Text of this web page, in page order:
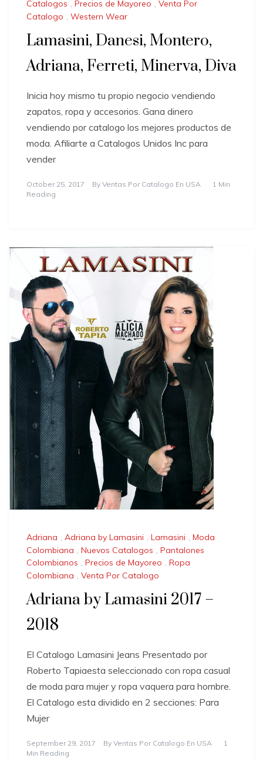
Catalogos , Precios de Mayoreo , Venta Por
Catalogo , Western Wear
Lamasini, Danesi, Montero,
Adriana, Ferreti, Minerva, Diva
Inicia hoy mismo tu propio negocio vendiendo
zapatos, ropa y accesorios. Gana dinero
vendiendo por catalogo los mejores productos de
moda. Afiliarte a Catalogos Unidos Inc para
vender
October 25, 2017 By Ventas Por Catalogo En USA
1 Min
Reading
Adriana , Adriana by Lamasini , Lamasini , Moda
Colombiana , Nuevos Catalogos , Pantalones
Colombianos , Precios de Mayoreo , Ropa
Colombiana , Venta Por Catalogo
Adriana by Lamasini 2017 –
2018
El Catalogo Lamasini Jeans Presentado por
Roberto Tapiaesta seleccionado con ropa casual
de moda para mujer y ropa vaquera para hombre.
El Catalogo esta dividido en 2 secciones: Para
Mujer
September 29, 2017 By Ventas Por Catalogo En USA
1
Min Reading